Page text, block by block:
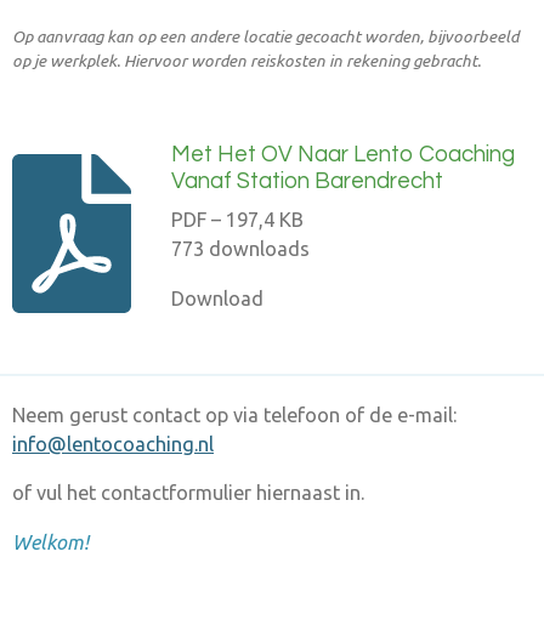
Op aanvraag kan op een andere locatie gecoacht worden, bijvoorbeeld
op je werkplek. Hiervoor worden reiskosten in rekening gebracht.
Met Het OV Naar Lento Coaching
Vanaf Station Barendrecht
PDF – 197,4 KB
773 downloads
Download
Neem gerust contact op via telefoon of de e-mail:
info@lentocoaching.nl
of vul het contactformulier hiernaast in.
Welkom!